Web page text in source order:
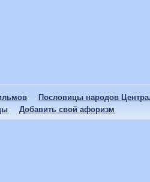
Пословицы народов
Добавить свой афоризм